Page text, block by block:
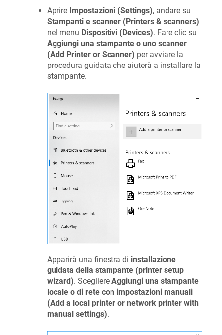
Aprire Impostazioni (Settings), andare su
Stampanti e scanner (Printers & scanners)
nel menu Dispositivi (Devices). Fare clic su
Aggiungi una stampante o uno scanner
(Add Printer or Scanner) per avviare la
procedura guidata che aiuterà a installare la
stampante.
Apparirà una finestra di installazione
guidata della stampante (printer setup
wizard). Scegliere Aggiungi una stampante
locale o di rete con impostazioni manuali
(Add a local printer or network printer with
manual settings).